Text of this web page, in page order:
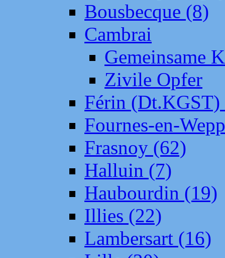
Bousbecque (8)
Cambrai
Gemeinsame
Zivile Opfer
Férin (Dt.KGST)
Fournes-en-
Frasnoy (62)
Halluin (7)
Haubourdin (19)
Illies (22)
Lambersart (16)